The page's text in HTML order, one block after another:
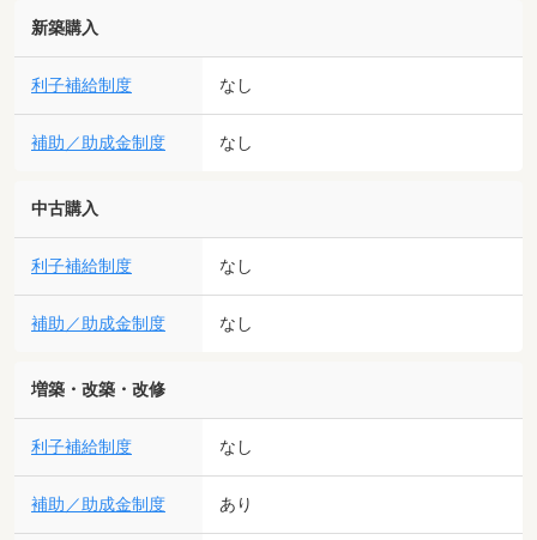
新築購入
利子補給制度 なし
補助／助成金制度 なし
中古購入
利子補給制度 なし
補助／助成金制度 なし
増築・改築・改修
利子補給制度 なし
補助／助成金制度 あり